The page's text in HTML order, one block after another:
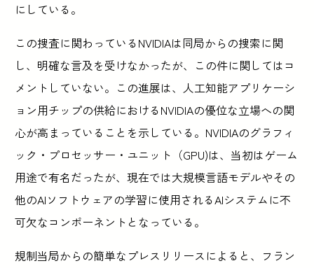
にしている。
この捜査に関わっているNVIDIAは同局からの捜索に関
し、明確な言及を受けなかったが、この件に関してはコ
メントしていない。この進展は、人工知能アプリケーシ
ョン用チップの供給におけるNVIDIAの優位な立場への関
心が高まっていることを示している。NVIDIAのグラフィ
ック・プロセッサー・ユニット（GPU)は、当初はゲーム
用途で有名だったが、現在では大規模言語モデルやその
他のAIソフトウェアの学習に使用されるAIシステムに不
可欠なコンポーネントとなっている。
規制当局からの簡単なプレスリリースによると、フラン